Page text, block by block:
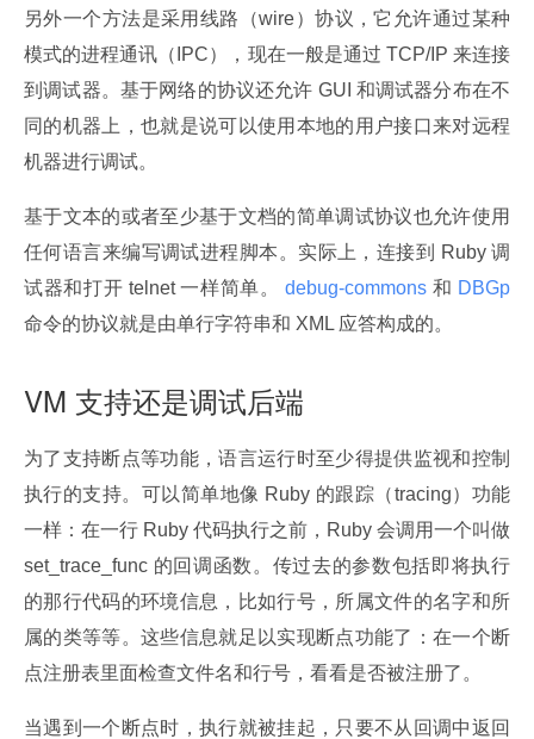
另外一个方法是采用线路（wire）协议，它允许通过某种
模式的进程通讯（IPC），现在一般是通过 TCP/IP 来连接
到调试器。基于网络的协议还允许 GUI 和调试器分布在不
同的机器上，也就是说可以使用本地的用户接口来对远程
机器进行调试。
基于文本的或者至少基于文档的简单调试协议也允许使用
任何语言来编写调试进程脚本。实际上，连接到 Ruby 调
试器和打开 telnet 一样简单。
debug-commons 和
命令的协议就是由单行字符串和 XML 应答构成的。
VM 支持还是调试后端
为了支持断点等功能，语言运行时至少得提供监视和控制
执行的支持。可以简单地像 Ruby 的跟踪（tracing）功能
一样：在一行 Ruby 代码执行之前，Ruby 会调用一个叫做
set_trace_func 的回调函数。传过去的参数包括即将执行
的那行代码的环境信息，比如行号，所属文件的名字和所
属的类等等。这些信息就足以实现断点功能了：在一个断
点注册表里面检查文件名和行号，看看是否被注册了。
当遇到一个断点时，执行就被挂起，只要不从回调中返回